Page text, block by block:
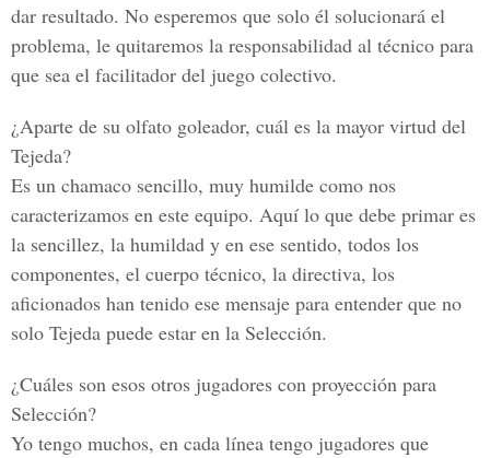
dar resultado. No esperemos que solo él solucionará el
problema, le quitaremos la responsabilidad al técnico para
que sea el facilitador del juego colectivo.
¿Aparte de su olfato goleador, cuál es la mayor virtud del
Tejeda?
Es un chamaco sencillo, muy humilde como nos
caracterizamos en este equipo. Aquí lo que debe primar es
la sencillez, la humildad y en ese sentido, todos los
componentes, el cuerpo técnico, la directiva, los
aficionados han tenido ese mensaje para entender que no
solo Tejeda puede estar en la Selección.
¿Cuáles son esos otros jugadores con proyección para
Selección?
Yo tengo muchos, en cada línea tengo jugadores que